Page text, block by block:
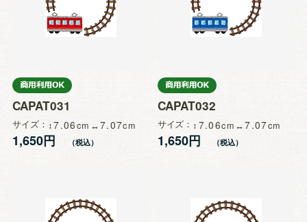
CAPAT031
サイズ 7.06 7.07
1,650円
CAPAT032
サイズ 7.06 7.07
1,650円